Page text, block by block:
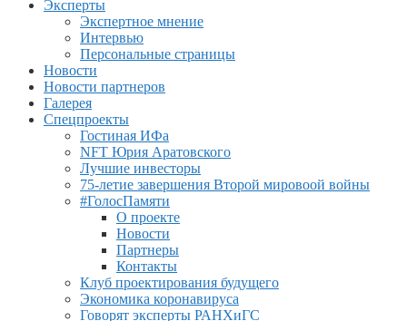
Эксперты
Экспертное мнение
Интервью
Персональные страницы
Новости
Новости партнеров
Галерея
Спецпроекты
Гостиная ИФа
NFT Юрия Аратовского
Лучшие инвесторы
75-летие завершения Второй мировоой войны
#ГолосПамяти
О проекте
Новости
Партнеры
Контакты
Клуб проектирования будущего
Экономика коронавируса
Говорят эксперты РАНХиГС